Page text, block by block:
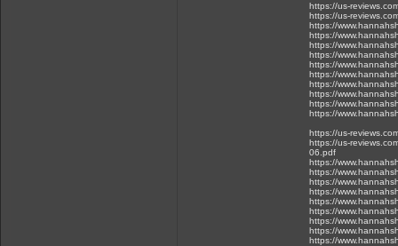
https://us-
https://us-
https://
https://
https://
https://
https://
https://
https://
https://
https://
https://
https://us-
https://us-
06.pdf
https://
https://
https://
https://
https://
https://
https://
https://
https://